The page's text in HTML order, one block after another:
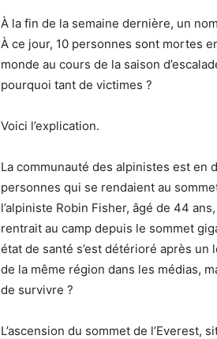
À la fin de la semaine dernière, un
À ce jour, 10 personnes sont mortes
monde au cours de la saison
pourquoi tant de victimes ?
Voici l’explication.
La communauté des alpinistes est en
personnes qui se rendaient au
l’alpiniste Robin Fisher, âgé de 44
rentrait au camp depuis le sommet
état de santé s’est détérioré après un
de la même région dans les médias,
de survivre ?
L’ascension du sommet de l’Everest,